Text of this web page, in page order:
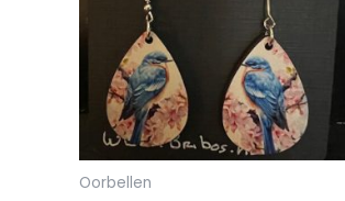
Oorbellen